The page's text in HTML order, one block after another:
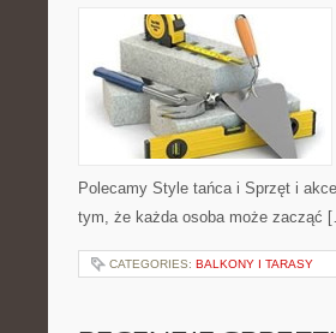
Polecamy Style tańca i Sprzęt i
tym, że każda osoba może zacząć
CATEGORIES: BALKONY I TARASY